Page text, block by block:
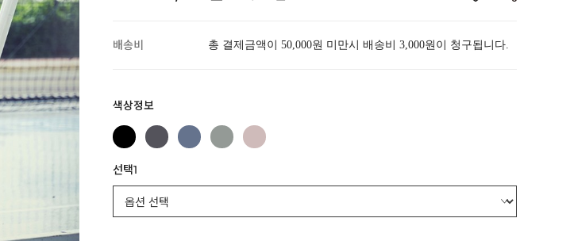
배송비 총 결제금액이 50,000원 미만시 배송비 3,000원이 청구됩니다.
색상정보
선택1